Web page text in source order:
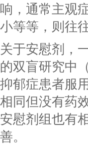
响，通常主观
小等等，则往
关于安慰剂，
的双盲研究中
抑郁症患者服
相同但没有药
安慰剂组也有
善。